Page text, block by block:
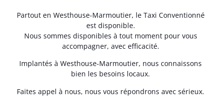
Partout en Westhouse-Marmoutier, le Taxi Conventionné
est disponible.
Nous sommes disponibles à tout moment pour vous
accompagner, avec efficacité.
Implantés à Westhouse-Marmoutier, nous connaissons
bien les besoins locaux.
Faites appel à nous, nous vous répondrons avec sérieux.